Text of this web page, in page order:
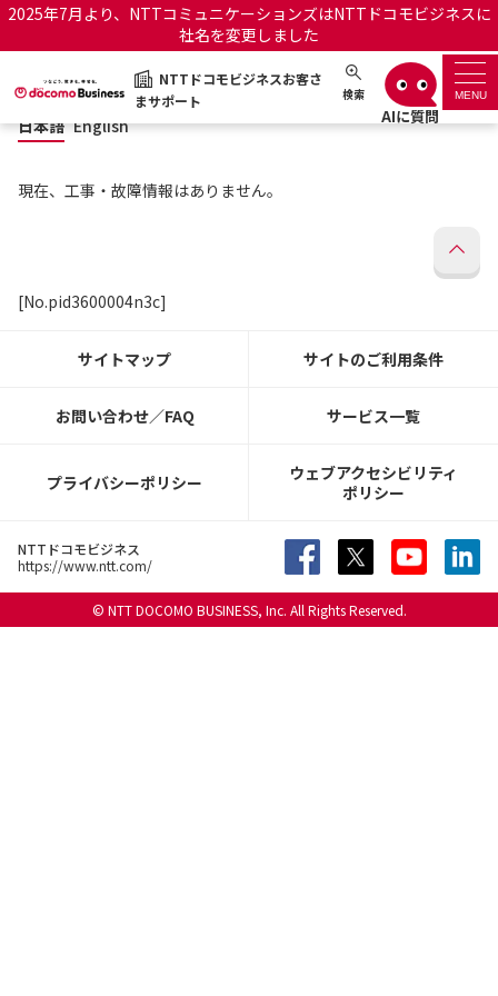
2025年7月より、NTTコミュニケーションズはNTTドコモビジネスに
社名を変更しました
NTTドコモビジネスお客さ
まサポート
検索 MENU
NTTドコモビジネスお客さまサポート 日本語 English
サポートトップ
サービス名から探す
日本語 English
現在、工事・故障情報はありません。
[No.pid3600004n3c]
サイトマップ サイトのご利用条件
お問い合わせ／FAQ サービス一覧
プライバシーポリシー
ウェブアクセシビリティ
ポリシー
NTTドコモビジネス
https://www.ntt.com/
© NTT DOCOMO BUSINESS, Inc. All Rights Reserved.